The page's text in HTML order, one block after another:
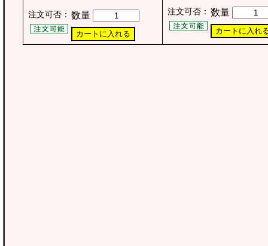
注文可否： 数量
カートに入れる
注文可否： 数量
カートに入れ